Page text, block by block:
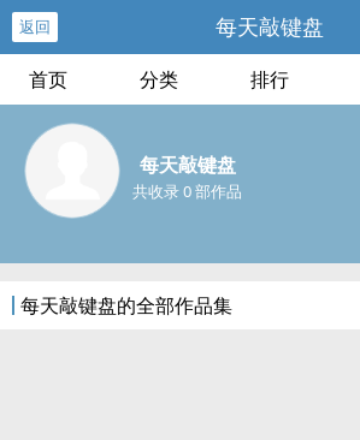
返回 每天敲键盘
首页 分类 排行
每天敲键盘
共收录 0 部作品
每天敲键盘的全部作品集